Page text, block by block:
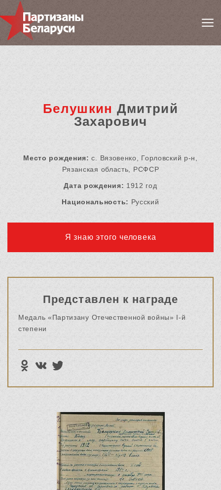
Белушкин Дмитрий
Захарович
Место рождения: с. Вязовенко, Горловский р-н,
Рязанская область, РСФСР
Дата рождения: 1912 год
Национальность: Русский
Я знаю этого человека
Представлен к награде
Медаль «Партизану Отечественной войны» I-й
степени